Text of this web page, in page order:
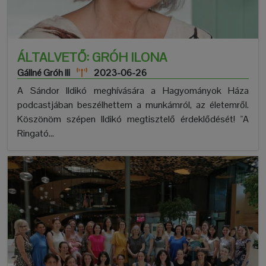
ÁLTALVETŐ: GRÓH ILONA
Gállné Gróh Ili
2023-06-26
A Sándor Ildikó meghívására a Hagyományok Háza
podcastjában beszélhettem a munkámról, az életemről.
Köszönöm szépen Ildikó megtisztelő érdeklődését! "A
Ringató...